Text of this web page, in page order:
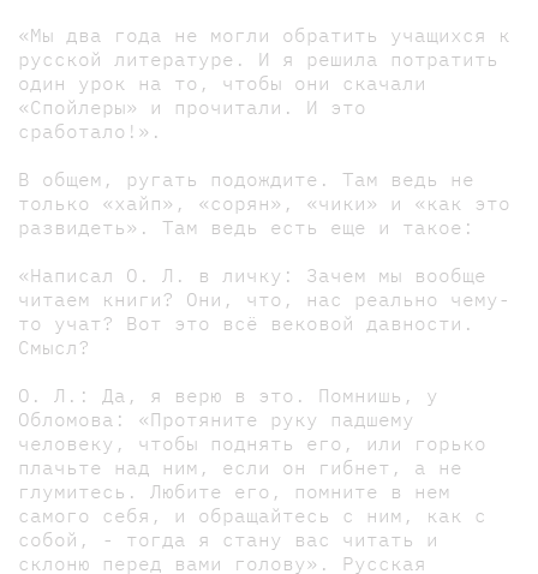
«Мы два года не могли обратить учащихся к
русской литературе. И я решила потратить
один урок на то, чтобы они скачали
«Спойлеры» и прочитали. И это
сработало!».
В общем, ругать подождите. Там ведь не
только «хайп», «сорян», «чики» и «как это
развидеть». Там ведь есть еще и такое:
«Написал О. Л. в личку: Зачем мы вообще
читаем книги? Они, что, нас реально чему-
то учат? Вот это всё вековой давности.
Смысл?
О. Л.: Да, я верю в это. Помнишь, у
Обломова: «Протяните руку падшему
человеку, чтобы поднять его, или горько
плачьте над ним, если он гибнет, а не
глумитесь. Любите его, помните в нем
самого себя, и обращайтесь с ним, как с
собой, - тогда я стану вас читать и
склоню перед вами голову». Русская